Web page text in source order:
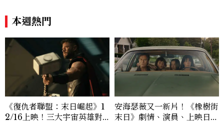
u髮箍未開賣先爆紅！
本週熱門
《復仇者聯盟：末日崛起》1
2/16上映！三大宇宙英雄對
安海瑟薇又一新片！《橡樹街
末日》劇情、演員、上映日一